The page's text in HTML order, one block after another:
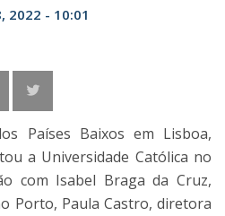
2022 - 10:01
Países Baixos em Lisboa,
a Universidade Católica no
com Isabel Braga da Cruz,
Porto, Paula Castro, diretora